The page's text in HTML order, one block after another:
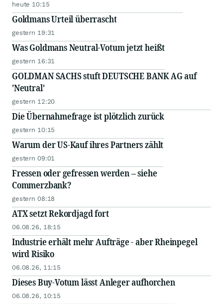
heute 10:15
Goldmans Urteil überrascht
gestern 19:31
Was Goldmans Neutral-Votum jetzt heißt
gestern 16:31
GOLDMAN SACHS stuft DEUTSCHE BANK AG auf
'Neutral'
gestern 12:20
Die Übernahmefrage ist plötzlich zurück
gestern 10:15
Warum der US-Kauf ihres Partners zählt
gestern 09:01
Fressen oder gefressen werden – siehe
Commerzbank?
gestern 08:18
ATX setzt Rekordjagd fort
06.08.26, 18:15
Industrie erhält mehr Aufträge - aber Rheinpegel
wird Risiko
06.08.26, 11:15
Dieses Buy-Votum lässt Anleger aufhorchen
06.08.26, 10:15